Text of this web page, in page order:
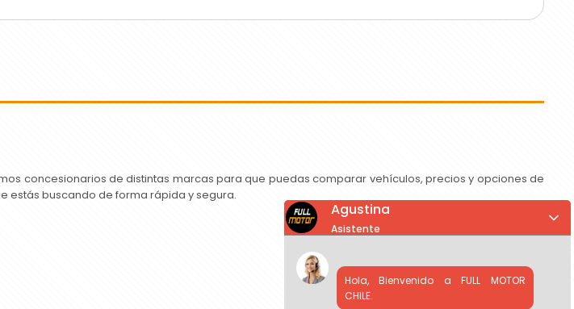
concesionarios de distintas marcas para que puedas comparar vehículos, precios y opciones de
estás buscando de forma rápida y segura.
Agustina
Asistente
Hola, Bienvenido a FULL MOTOR
CHILE.